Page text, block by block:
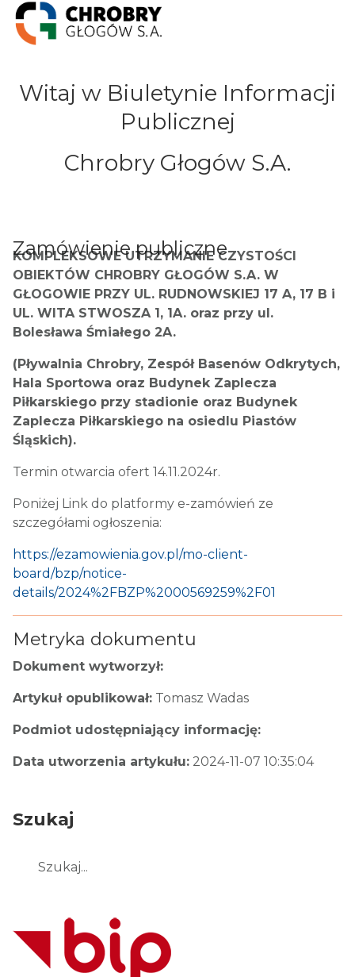
Witaj w Biuletynie Informacji
Publicznej
Chrobry Głogów S.A.
Zamówienie publiczne
KOMPLEKSOWE UTRZYMANIE CZYSTOŚCI
OBIEKTÓW CHROBRY GŁOGÓW S.A. W
GŁOGOWIE PRZY UL. RUDNOWSKIEJ 17 A, 17 B i
UL. WITA STWOSZA 1, 1A. oraz przy ul.
Bolesława Śmiałego 2A.
(Pływalnia Chrobry, Zespół Basenów Odkrytych,
Hala Sportowa oraz Budynek Zaplecza
Piłkarskiego przy stadionie oraz Budynek
Zaplecza Piłkarskiego na osiedlu Piastów
Śląskich).
Termin otwarcia ofert 14.11.2024r.
Poniżej Link do platformy e-zamówień ze
szczegółami ogłoszenia:
https://ezamowienia.gov.pl/mo-client-
board/bzp/notice-
details/2024%2FBZP%2000569259%2F01
Metryka dokumentu
Dokument wytworzył:
Artykuł opublikował: Tomasz Wadas
Podmiot udostępniający informację:
Data utworzenia artykułu: 2024-11-07 10:35:04
Szukaj